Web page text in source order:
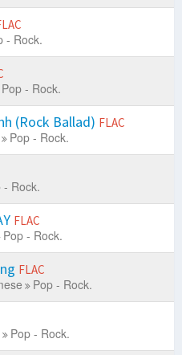
- Rock.
Pop - Rock.
(Rock Ballad) FLAC
Pop - Rock.
- Rock.
FLAC
Pop - Rock.
FLAC
Pop - Rock.
Pop - Rock.